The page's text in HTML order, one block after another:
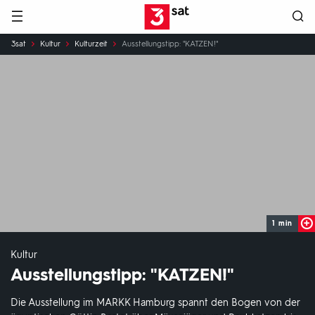
Hauptnavigation 3SAT
Sie
sind
3sat Kultur Kulturzeit Ausstellungstipp: "KATZEN!"
1 min
Kultur
Ausstellungstipp: "KATZEN!"
Die Ausstellung im MARKK Hamburg spannt den Bogen von der